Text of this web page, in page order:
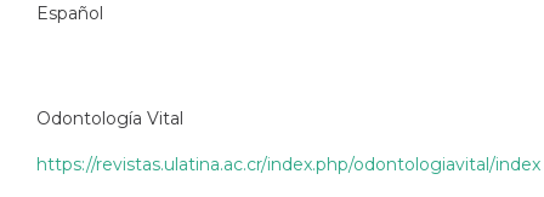
Español
Odontología Vital
https://revistas.ulatina.ac.cr/index.php/odontologiavital/index